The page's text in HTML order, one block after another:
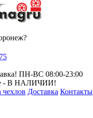
?
ПН-ВС 08:00-23:00
- В НАЛИЧИИ!
чехлов Доставка Контакты